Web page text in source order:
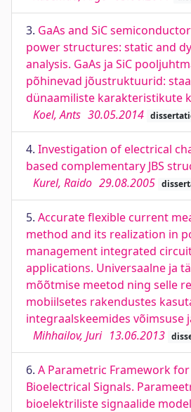
3. GaAs and SiC
power structures: static and
analysis. GaAs ja SiC
põhinevad jõustruktuurid:
dünaamiliste karakteristikute
Koel, Ants 30.05.2014
4. Investigation of electrical
based complementary JBS
Kurel, Raido 29.08.2005
5. Accurate flexible current
method and its realization in
management integrated
applications. Universaalne ja
mõõtmise meetod ning selle
mobiilsetes rakendustes
integraalskeemides võimsuse
Mihhailov, Juri 13.06.2013
6. A Parametric Framework
Bioelectrical Signals.
bioelektriliste signaalide